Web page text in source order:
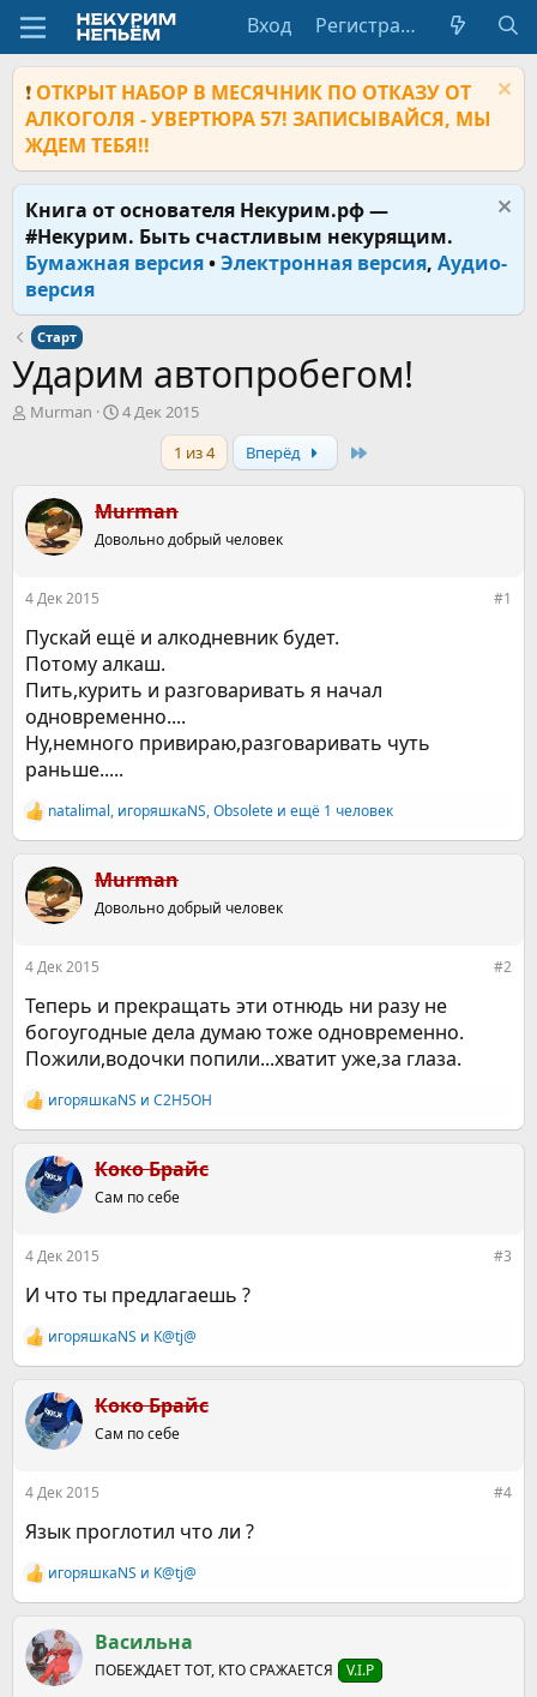
Вход Регистрация
❗ ОТКРЫТ НАБОР В МЕСЯЧНИК ПО ОТКАЗУ ОТ
АЛКОГОЛЯ - УВЕРТЮРА 57! ЗАПИСЫВАЙСЯ, МЫ
ЖДЕМ ТЕБЯ!!
Книга от основателя Некурим.рф —
#Некурим. Быть счастливым некурящим.
Бумажная версия•Электронная версия, Аудио-
версия
Старт
Ударим автопробегом!
А
т
е
Murman
Д
а
ч
4 Дек 2015
1 из 4
Вперёд
Murman
Довольно добрый человек
4 Дек 2015 #1
Пускай ещё и алкодневник будет.
Потому алкаш.
Пить,курить и разговаривать я начал
одновременно....
Ну,немного привираю,разговаривать чуть
раньше.....
Р
е
к
ц
и
natalimal, игоряшкаNS,Obsolete и ещё 1 человек
Murman
Довольно добрый человек
4 Дек 2015 #2
Теперь и прекращать эти отнюдь ни разу не
богоугодные дела думаю тоже одновременно.
Пожили,водочки попили...хватит уже,за глаза.
Р
е
к
ц
и
игоряшкаNS и C2H5OH
Коко Брайс
Сам по себе
4 Дек 2015 #3
И что ты предлагаешь ?
Р
е
к
ц
и
игоряшкаNS и K@tj@
Коко Брайс
Сам по себе
4 Дек 2015 #4
Язык проглотил что ли ?
Р
е
к
ц
и
игоряшкаNS и K@tj@
Васильна
ПОБЕЖДАЕТ ТОТ, КТО СРАЖАЕТСЯ V.I.P